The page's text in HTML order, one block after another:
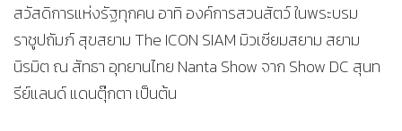
สวัสดิการแห่งรัฐทุกคน อาทิ องค์การสวนสัตว์ ในพระบรม
ราชูปถัมภ์ สุขสยาม The ICON SIAM มิวเซียมสยาม สยาม
นิรมิต ณ สัทธา อุทยานไทย Nanta Show จาก Show DC สุนท
รีย์แลนด์ แดนตุ๊กตา เป็นต้น